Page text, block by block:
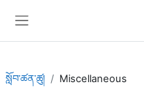
སློབ་ཚན་ཚུ། Miscellaneous